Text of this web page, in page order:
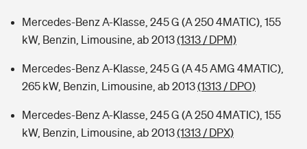
Mercedes-Benz A-Klasse, 245 G (A 250 4MATIC), 155
kW, Benzin, Limousine, ab 2013(1313 / DPM)
Mercedes-Benz A-Klasse, 245 G (A 45 AMG 4MATIC),
265 kW, Benzin, Limousine, ab 2013(1313 / DPO)
Mercedes-Benz A-Klasse, 245 G (A 250 4MATIC), 155
kW, Benzin, Limousine, ab 2013(1313 / DPX)